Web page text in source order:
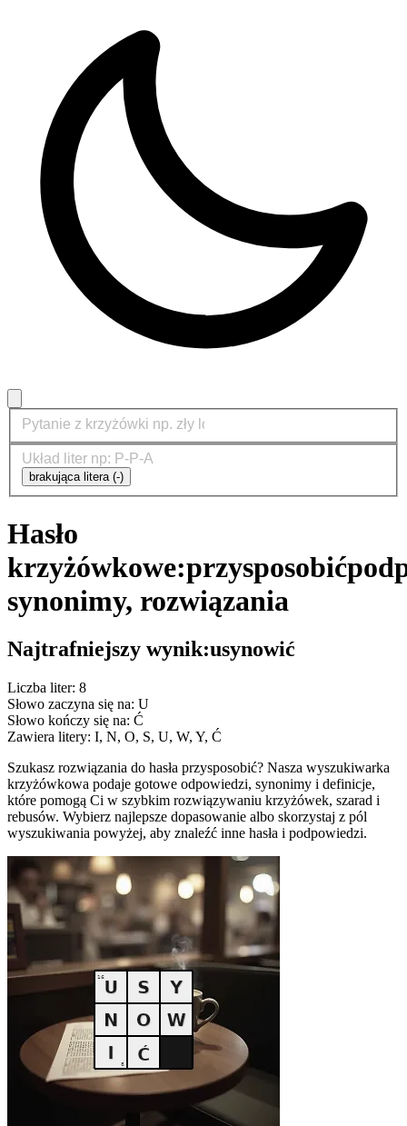
brakująca litera (-)
Hasło
krzyżówkowe:przysposobić
synonimy, rozwiązania
Najtrafniejszy wynik:usynowić
Liczba liter: 8
Słowo zaczyna się na: U
Słowo kończy się na: Ć
Zawiera litery: I, N, O, S, U, W, Y, Ć
Szukasz rozwiązania do hasła przysposobić? Nasza wyszukiwarka
krzyżówkowa podaje gotowe odpowiedzi, synonimy i definicje,
które pomogą Ci w szybkim rozwiązywaniu krzyżówek, szarad i
rebusów. Wybierz najlepsze dopasowanie albo skorzystaj z pól
wyszukiwania powyżej, aby znaleźć inne hasła i podpowiedzi.